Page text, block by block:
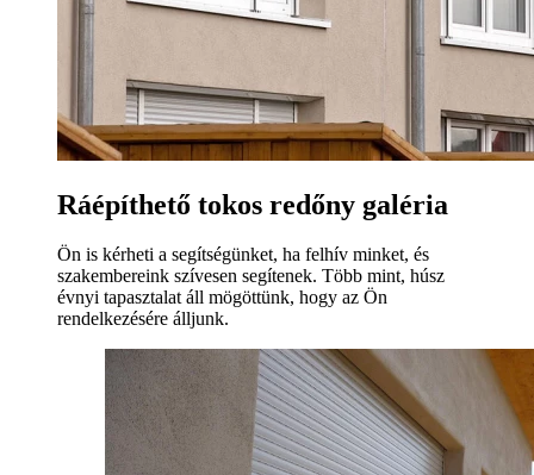
Ráépíthető tokos redőny galéria
Ön is kérheti a segítségünket, ha felhív minket, és
szakembereink szívesen segítenek. Több mint, húsz
évnyi tapasztalat áll mögöttünk, hogy az Ön
rendelkezésére álljunk.